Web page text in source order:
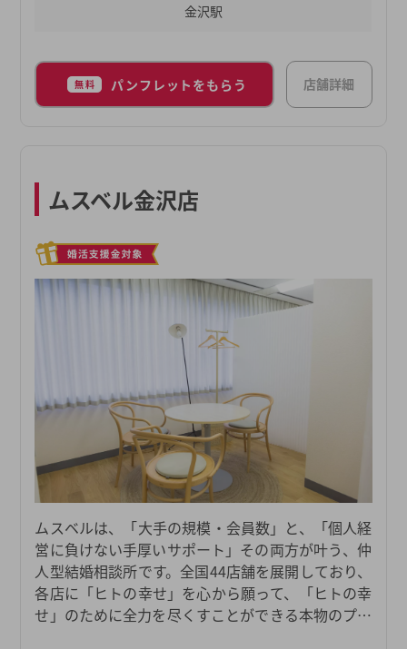
金沢駅
無料 パンフレットをもらう 店舗詳細
ムスベル金沢店
ムスベルは、「大手の規模・会員数」と、「個人経
営に負けない手厚いサポート」その両方が叶う、仲
人型結婚相談所です。全国44店舗を展開しており、
各店に「ヒトの幸せ」を心から願って、「ヒトの幸
せ」のために全力を尽くすことができる本物のプロ